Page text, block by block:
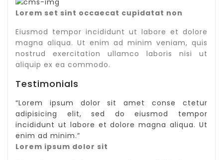
Lorem set sint occaecat cupidatat non
Eiusmod tempor incididunt ut labore et dolore
magna aliqua. Ut enim ad minim veniam, quis
nostrud exercitation ullamco laboris nisi ut
aliquip ex ea commodo.
Testimonials
“Lorem ipsum dolor sit amet conse ctetur
adipisicing elit, sed do eiusmod tempor
incididunt ut labore et dolore magna aliqua. Ut
enim ad minim.”
Lorem ipsum dolor sit